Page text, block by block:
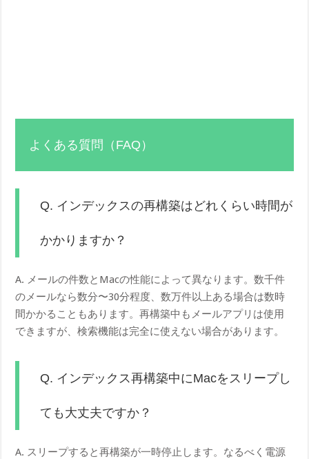
よくある質問（FAQ）
Q. インデックスの再構築はどれくらい時間が
かかりますか？
A. メールの件数とMacの性能によって異なります。数千件
のメールなら数分〜30分程度、数万件以上ある場合は数時
間かかることもあります。再構築中もメールアプリは使用
できますが、検索機能は完全に使えない場合があります。
Q. インデックス再構築中にMacをスリープし
ても大丈夫ですか？
A. スリープすると再構築が一時停止します。なるべく電源